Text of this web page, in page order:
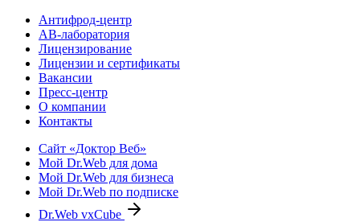
Антифрод-центр
АВ-лаборатория
Лицензирование
Лицензии и сертификаты
Вакансии
Пресс-центр
О компании
Контакты
Сайт «Доктор Веб»
Мой Dr.Web для дома
Мой Dr.Web для бизнеса
Мой Dr.Web по подписке
Dr.Web vxCube